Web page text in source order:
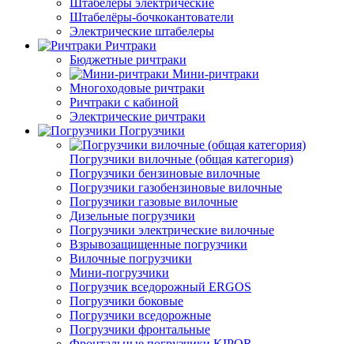
Штабелёры электрические
Штабелёры-бочкокантователи
Электрические штабелеры
Ричтраки
Бюджетные ричтраки
Мини-ричтраки
Многоходовые ричтраки
Ричтраки с кабиной
Электрические ричтраки
Погрузчики
Погрузчики вилочные (общая категория)
Погрузчики бензиновые вилочные
Погрузчики газобензиновые вилочные
Погрузчики газовые вилочные
Дизельные погрузчики
Погрузчики электрические вилочные
Взрывозащищенные погрузчики
Вилочные погрузчики
Мини-погрузчики
Погрузчик вседорожный ERGOS
Погрузчики боковые
Погрузчики вседорожные
Погрузчики фронтальные